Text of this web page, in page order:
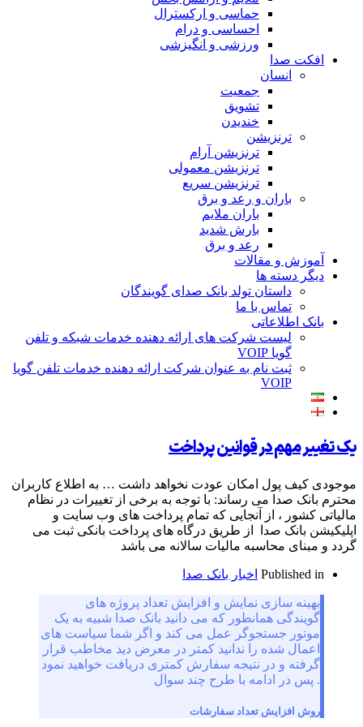
حماسی و ارکسترال
احساسی و درام
ورزشی و انگیزشی
صدا
ترنزیشن آرام
ترنزیشن معمولی
ترنزیشن سریع
باران و رعد و برق
باران ملایم
بارش شدید
رعد و برق
و مقالات
ها
داستان تولد بانک صدای گویندگان
تماس با ما
لیست شرکت های ارائه دهنده خدمات شبکه و تلفن
ثبت نام به عنوان شرکت ارائه دهنده خدمات تلفن گویا
در قوانین پرداخت
پول امکان عودت نخواهد داشت … به اطلاع کاربران
صدا می رساند: با توجه به برخی از تغییرات در نظام
، از آنجایی که تمام پرداخت های وب سایت و
صدا از طریق درگاه های پرداخت بانکی ثبت می
محاسبه مالیات سالانه می باشد
اخبار بانک صدا
سازی نمایش و افزایش تعداد پروژه های
همانطور که می دانید بانک صدا شبیه به یک
جستجوگر عمل می کند و اگر شما سیاست های
شده را ندانید کمتر در معرض دید مخاطب قرار
و در نتیجه سفارش کمتری دریافت خواهید نمود
ادامه با طرح چند سوال
تعداد سفارشات